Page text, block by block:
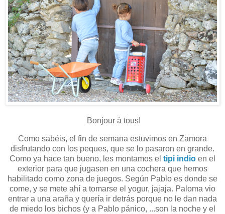
Bonjour à tous!
Como sabéis, el fin de semana estuvimos en Zamora
disfrutando con los peques, que se lo pasaron en grande.
Como ya hace tan bueno, les montamos el tipi indio en el
exterior para que jugasen en una cochera que hemos
habilitado como zona de juegos. Según Pablo es donde se
come, y se mete ahí a tomarse el yogur, jajaja. Paloma vio
entrar a una araña y quería ir detrás porque no le dan nada
de miedo los bichos (y a Pablo pánico, ...son la noche y el